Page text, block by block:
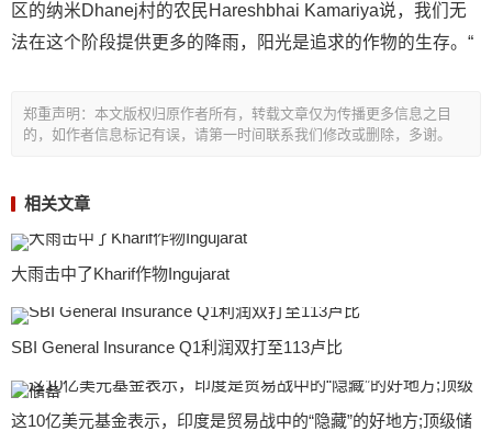
区的纳米Dhanej村的农民Hareshbhai Kamariya说，我们无
法在这个阶段提供更多的降雨，阳光是追求的作物的生存。“
郑重声明：本文版权归原作者所有，转载文章仅为传播更多信息之目
的，如作者信息标记有误，请第一时间联系我们修改或删除，多谢。
相关文章
大雨击中了Kharif作物Ingujarat
SBI General Insurance Q1利润双打至113卢比
这10亿美元基金表示，印度是贸易战中的“隐藏”的好地方;顶级储